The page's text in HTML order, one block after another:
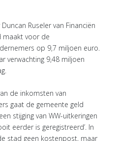
Ruseler van Financiën
maakt voor de
op 9,7 miljoen euro.
verwachting 9,48 miljoen
de inkomsten van
gaat de gemeente geld
stijging van WW-uitkeringen
eerder is geregistreerd’. In
stad geen kostenpost, maar